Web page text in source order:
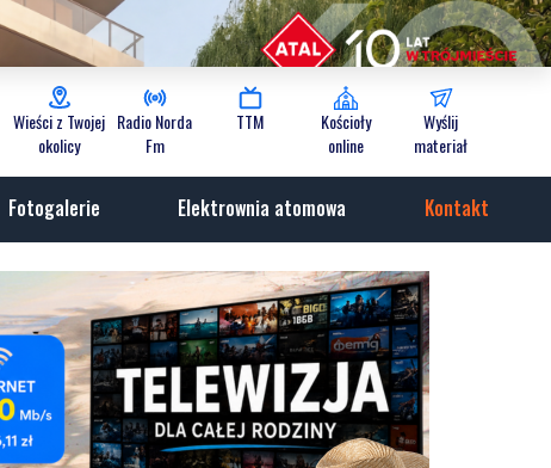
Wieści z Twojej
okolicy
Radio Norda
Fm
TTM
Kościoły
online
Wyślij
materiał
Fotogalerie Elektrownia atomowa Kontakt